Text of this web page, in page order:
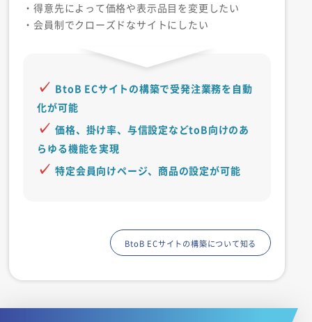
・得意先によって価格や表示品目を変更したい
・会員制でクローズドなサイトにしたい
BtoB ECサイトの構築で受発注業務を自動
化が可能
価格、掛け率、与信設定などtoB向けのあ
らゆる機能を実現
特定会員向けページ、商品の設定が可能
BtoB ECサイトの構築について知る